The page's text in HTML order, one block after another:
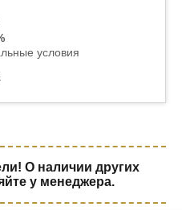
условия
О наличии других
у менеджера.